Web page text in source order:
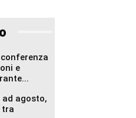
e
agosto,
tra